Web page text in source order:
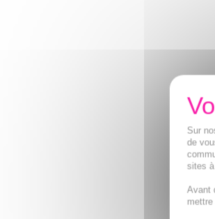
Sur
de
sites
Avant